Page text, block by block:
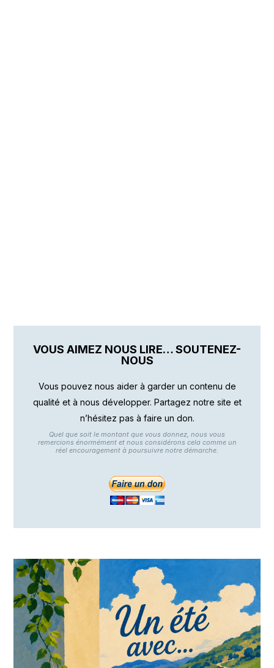
VOUS AIMEZ NOUS LIRE… SOUTENEZ-
NOUS
Vous pouvez nous aider à garder un contenu de
qualité et à nous développer. Partagez notre site et
n’hésitez pas à faire un don.
Quel que soit le montant que vous donnez, nous vous
remercions énormément et nous considérons cela comme un
réel encouragement à poursuivre notre démarche.